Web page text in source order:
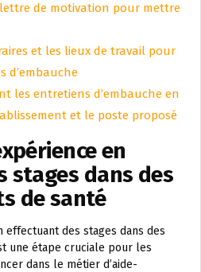
lettre de motivation pour mettre
et les lieux de travail pour
d’embauche
les entretiens d’embauche en
et le poste proposé
en
stages dans des
de santé
effectuant des stages dans des
une étape cruciale pour les
dans le métier d’aide-